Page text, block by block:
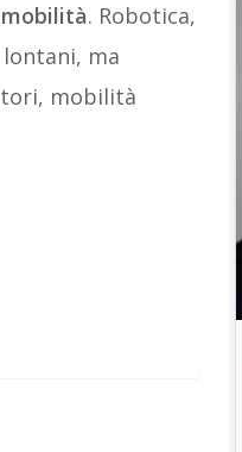
mobilità. Robotica,
ma
mobilità